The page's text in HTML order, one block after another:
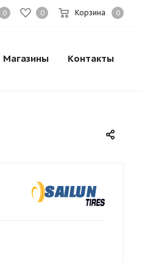
0 0 Корзина 0
Магазины Контакты